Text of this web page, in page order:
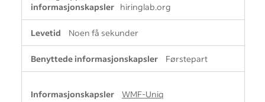
v
n
hiringlab.org
Noen få sekunder
Førstepart
WMF-Uniq